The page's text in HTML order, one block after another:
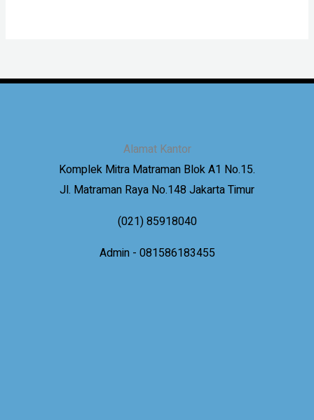
Alamat Kantor
Komplek Mitra Matraman Blok A1 No.15.
Jl. Matraman Raya No.148 Jakarta Timur
(021) 85918040
Admin - 081586183455